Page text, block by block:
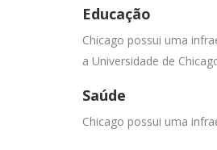
Educação
Chicago possui uma
a Universidade de
Saúde
Chicago possui uma